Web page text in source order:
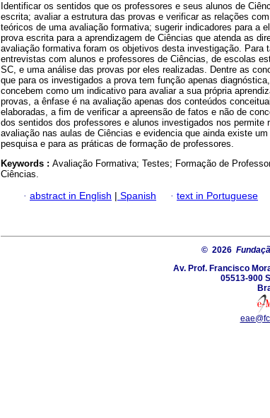
Identificar os sentidos que os professores e seus alunos de
escrita; avaliar a estrutura das provas e verificar as relações
teóricos de uma avaliação formativa; sugerir indicadores para a
prova escrita para a aprendizagem de Ciências que atenda as
avaliação formativa foram os objetivos desta investigação. Para
entrevistas com alunos e professores de Ciências, de escolas
SC, e uma análise das provas por eles realizadas. Dentre as
que para os investigados a prova tem função apenas
concebem como um indicativo para avaliar a sua própria
provas, a ênfase é na avaliação apenas dos conteúdos
elaboradas, a fim de verificar a apreensão de fatos e não de
dos sentidos dos professores e alunos investigados nos permite
avaliação nas aulas de Ciências e evidencia que ainda existe
pesquisa e para as práticas de formação de professores.
Keywords : Avaliação Formativa; Testes; Formação de
Ciências.
· abstract in English | Spanish · text in Portuguese
© 2026
Av. Prof. Francisco
05513-900